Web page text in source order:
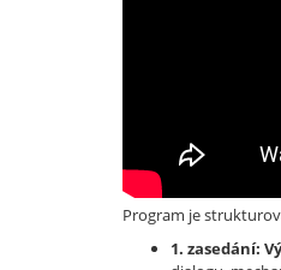
Program je
1. zasedání: